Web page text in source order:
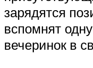
зарядятся
вспомнят
вечеринок в